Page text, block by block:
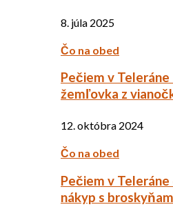
8. júla 2025
Čo na obed
Pečiem v
žemľovka z
12. októbra 2024
Čo na obed
Pečiem v
nákyp s